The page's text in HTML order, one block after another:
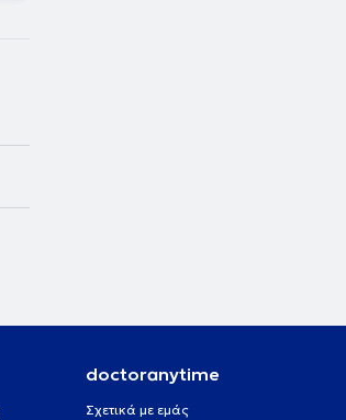
doctoranytime
Σχετικά με εμάς